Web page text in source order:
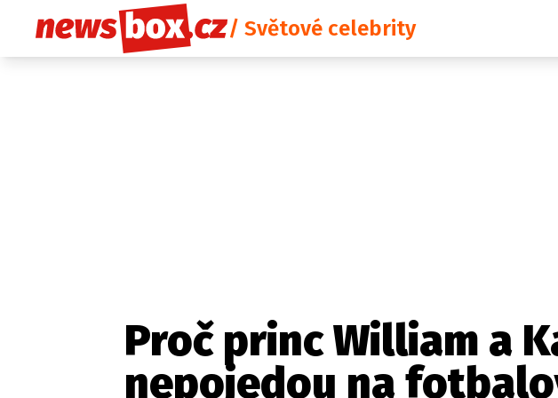
/ Světové celebrity
Etický kodex Redakce Kontakt Vydavatel Inzerce
Proč princ William a
nepojedou na